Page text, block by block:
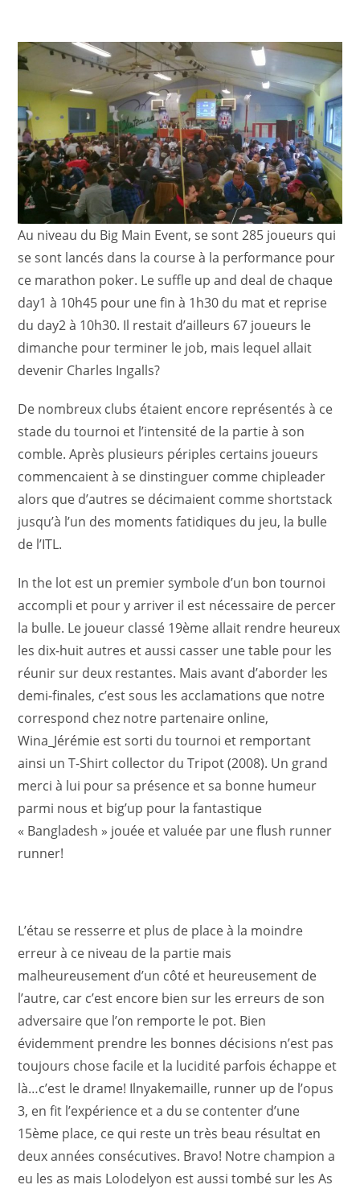
Au niveau du Big Main Event, se sont 285 joueurs qui
se sont lancés dans la course à la performance pour
ce marathon poker. Le suffle up and deal de chaque
day1 à 10h45 pour une fin à 1h30 du mat et reprise
du day2 à 10h30. Il restait d’ailleurs 67 joueurs le
dimanche pour terminer le job, mais lequel allait
devenir Charles Ingalls?
De nombreux clubs étaient encore représentés à ce
stade du tournoi et l’intensité de la partie à son
comble. Après plusieurs périples certains joueurs
commencaient à se dinstinguer comme chipleader
alors que d’autres se décimaient comme shortstack
jusqu’à l’un des moments fatidiques du jeu, la bulle
de l’ITL.
In the lot est un premier symbole d’un bon tournoi
accompli et pour y arriver il est nécessaire de percer
la bulle. Le joueur classé 19ème allait rendre heureux
les dix-huit autres et aussi casser une table pour les
réunir sur deux restantes. Mais avant d’aborder les
demi-finales, c’est sous les acclamations que notre
correspond chez notre partenaire online,
Wina_Jérémie est sorti du tournoi et remportant
ainsi un T-Shirt collector du Tripot (2008). Un grand
merci à lui pour sa présence et sa bonne humeur
parmi nous et big’up pour la fantastique
« Bangladesh » jouée et valuée par une flush runner
runner!
L’étau se resserre et plus de place à la moindre
erreur à ce niveau de la partie mais
malheureusement d’un côté et heureusement de
l’autre, car c’est encore bien sur les erreurs de son
adversaire que l’on remporte le pot. Bien
évidemment prendre les bonnes décisions n’est pas
toujours chose facile et la lucidité parfois échappe et
là…c’est le drame! Ilnyakemaille, runner up de l’opus
3, en fit l’expérience et a du se contenter d’une
15ème place, ce qui reste un très beau résultat en
deux années consécutives. Bravo! Notre champion a
eu les as mais Lolodelyon est aussi tombé sur les As